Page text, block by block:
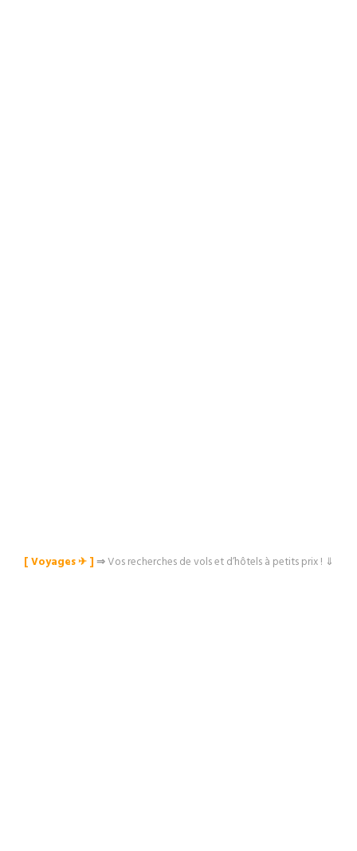
[ Voyages ✈︎ ]⇒Vos recherches de vols et d’hôtels à petits prix ! ⇓